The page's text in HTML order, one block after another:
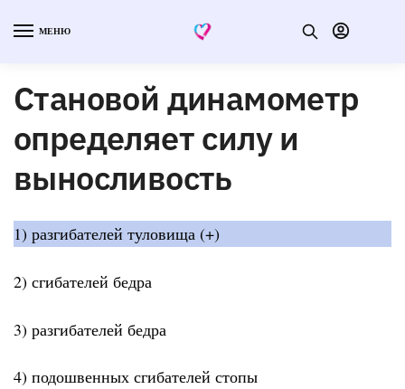
МЕНЮ
Становой динамометр
определяет силу и
выносливость
1) разгибателей туловища (+)
2) сгибателей бедра
3) разгибателей бедра
4) подошвенных сгибателей стопы